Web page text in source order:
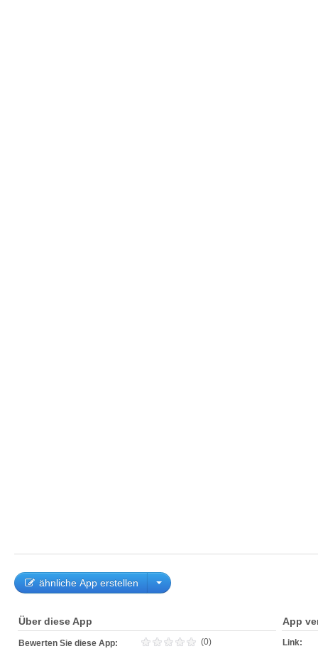
ähnliche App erstellen
Über diese App
Bewerten Sie diese App: (0)
App
Link: